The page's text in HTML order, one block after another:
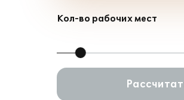
Кол-во рабочих мест